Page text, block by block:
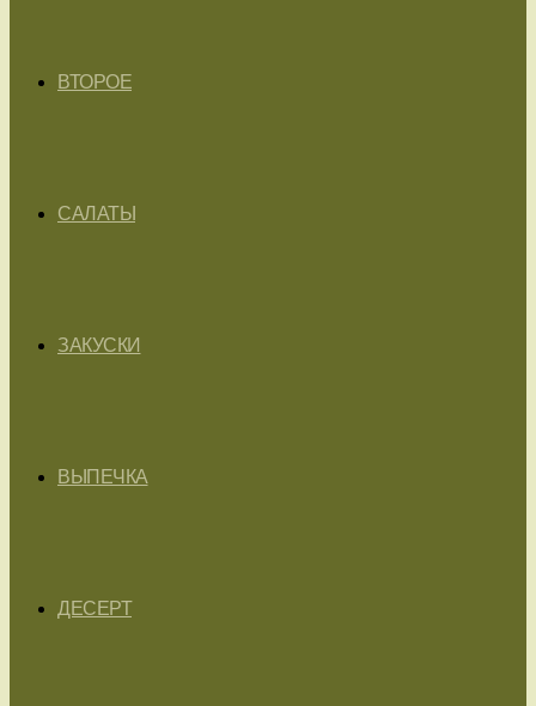
ВТОРОЕ
САЛАТЫ
ЗАКУСКИ
ВЫПЕЧКА
ДЕСЕРТ